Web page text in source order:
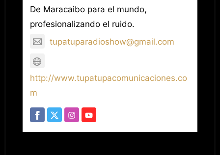
De Maracaibo para el mundo,
profesionalizando el ruido.
tupatuparadioshow@gmail.com
http://www.tupatupacomunicaciones.co
m